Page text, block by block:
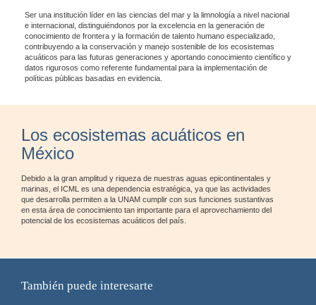
Ser una institución líder en las ciencias del mar y la limnología a nivel nacional
e internacional, distinguiéndonos por la excelencia en la generación de
conocimiento de frontera y la formación de talento humano especializado,
contribuyendo a la conservación y manejo sostenible de los ecosistemas
acuáticos para las futuras generaciones y aportando conocimiento científico y
datos rigurosos como referente fundamental para la implementación de
políticas públicas basadas en evidencia.
Los ecosistemas acuáticos en
México
Debido a la gran amplitud y riqueza de nuestras aguas epicontinentales y
marinas, el ICML es una dependencia estratégica, ya que las actividades
que desarrolla permiten a la UNAM cumplir con sus funciones sustantivas
en esta área de conocimiento tan importante para el aprovechamiento del
potencial de los ecosistemas acuáticos del país.
También puede interesarte